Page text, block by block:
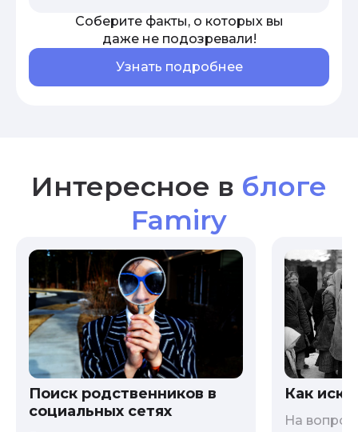
Соберите факты, о которых вы
даже не подозревали!
Узнать подробнее
Интересное в блоге
Famiry
Поиск родственников в
социальных сетях
Как
На вопрос